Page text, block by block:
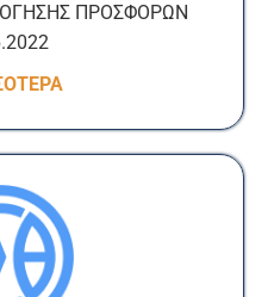
ΠΡΟΣΦΟΡΩΝ